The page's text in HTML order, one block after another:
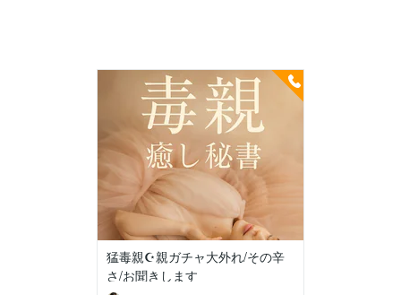
猛毒親☪️親ガチャ大外れ/その辛
さ/お聞きします